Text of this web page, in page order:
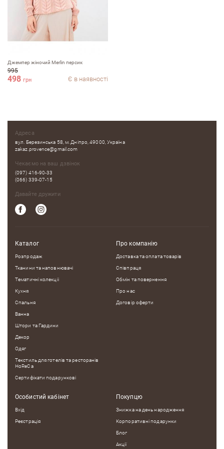
Джемпер жіночий Merlin персик
995
498 грн Є в наявності
Адреса
вул. Березинська 58, м. Дніпро, 49000, Україна
zakaz.provence@gmail.com
Чекаємо на ваш дзвінок
(097) 416-90-33
(066) 339-07-15
Давайте дружити
Каталог
Розпродаж
Тканини та наповнювачі
Тематичні колекцii
Кухня
Спальня
Ванна
Штори та Гардини
Декор
Одяг
Текстиль для готелів та ресторанів
HoReCa
Сертифікати подарункові
Про компанію
Доставка та оплата товарів
Співпраця
Обмін та повернення
Про нас
Договір оферти
Особистий кабінет
Вхід
Реєстрація
Покупцю
Знижка на день народження
Корпоративні подарунки
Блог
Акції
Залишити вiдгук про магазин
Коментар
Переваги
Недоліки